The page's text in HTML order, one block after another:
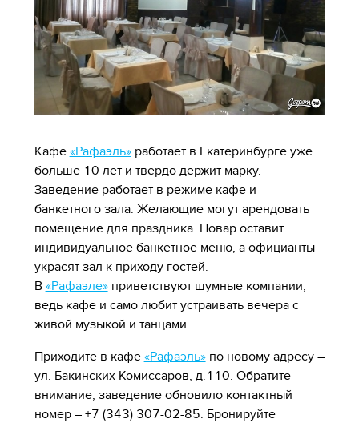
Кафе «Рафаэль»работает в Екатеринбурге уже
больше 10 лет и твердо держит марку.
Заведение работает в режиме кафе и
банкетного зала. Желающие могут арендовать
помещение для праздника. Повар оставит
индивидуальное банкетное меню, а официанты
украсят зал к приходу гостей.
В «Рафаэле»приветствуют шумные компании,
ведь кафе и само любит устраивать вечера с
живой музыкой и танцами.
Приходите в кафе «Рафаэль»по новому адресу –
ул. Бакинских Комиссаров, д.110. Обратите
внимание, заведение обновило контактный
номер – +7 (343) 307-02-85. Бронируйте